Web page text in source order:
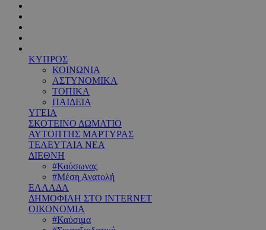
ΚΥΠΡΟΣ
ΚΟΙΝΩΝΙΑ
ΑΣΤΥΝΟΜΙΚΑ
ΤΟΠΙΚΑ
ΠΑΙΔΕΙΑ
ΥΓΕΙΑ
ΣΚΟΤΕΙΝΟ ΔΩΜΑΤΙΟ
ΑΥΤΟΠΤΗΣ ΜΑΡΤΥΡΑΣ
ΤΕΛΕΥΤΑΙΑ ΝΕΑ
ΔΙΕΘΝΗ
#Καύσωνας
#Μέση Ανατολή
ΕΛΛΑΔΑ
ΔΗΜΟΦΙΛΗ ΣΤΟ INTERNET
ΟΙΚΟΝΟΜΙΑ
#Καύσιμα